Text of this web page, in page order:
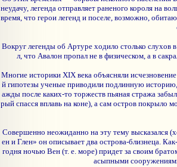
неудачу, легенда отправляет раненого короля на
время, что герои легенд и поселе, возможно,
Вокруг легенды об Артуре ходило столько слухов
л, что Авалон пропал не в физическом, а в
Многие историки XIX века объясняли
й гипотезы ученые приводили подлинную
ажды после каких-то торжеств пьяная стража
рый спасся вплавь на коне), а сам остров покрыло
Совершенно неожиданно на эту тему высказался
ен и Глен» он описывает два острова-близнеца.
годня ночью Вен (т. е. море) придет за своим
асыпными